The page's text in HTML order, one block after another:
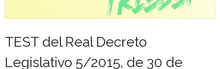
- - OPOSICIÓN Administrativo Seguridad Social - 2024
- - TEST de Auxiliar Administrativo SAS 2026
TEST del Real Decreto
Legislativo 5/2015, de 30 de